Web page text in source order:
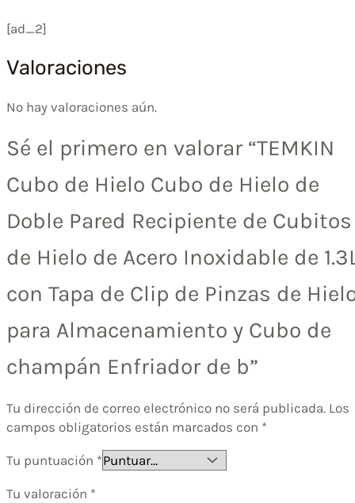
[ad_2]
Valoraciones
No hay valoraciones aún.
Sé el primero en valorar “TEMKIN
Cubo de Hielo Cubo de Hielo de
Doble Pared Recipiente de Cubitos
de Hielo de Acero Inoxidable de
con Tapa de Clip de Pinzas de
para Almacenamiento y Cubo de
champán Enfriador de b”
Tu dirección de correo electrónico no será publicada. Los
campos obligatorios están marcados con *
Tu puntuación *
Tu valoración *